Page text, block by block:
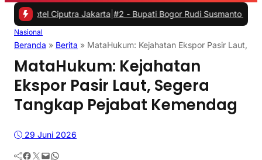
Jakarta|#2 -Bupati Bogor Rudi Susmanto Meresmikan
Nasional
Beranda » Berita » MataHukum: Kejahatan Ekspor Pasir Laut,
MataHukum: Kejahatan
Ekspor Pasir Laut, Segera
Tangkap Pejabat Kemendag
29 Juni 2026
Facebook Twitter Mail WhatsApp